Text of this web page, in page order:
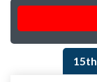
15th